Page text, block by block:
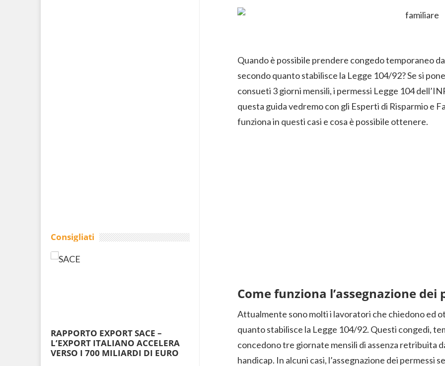
Quando è possibile prendere congedo temporaneo
secondo quanto stabilisce la Legge 104/92? Se si
consueti 3 giorni mensili, i permessi Legge 104
questa guida vedremo con gli Esperti di Risparmio e
funziona in questi casi e cosa è possibile ottenere.
Come funziona l’assegnazione
Attualmente sono molti i lavoratori che chiedono ed
quanto stabilisce la Legge 104/92. Questi congedi,
concedono tre giornate mensili di assenza retribuita
handicap. In alcuni casi, l’assegnazione dei
Consigliati
RAPPORTO EXPORT SACE –
L’EXPORT ITALIANO ACCELERA
VERSO I 700 MILIARDI DI EURO